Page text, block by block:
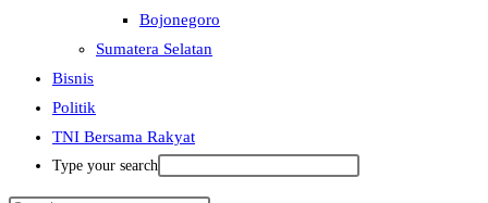
Bojonegoro
Sumatera Selatan
Bisnis
Politik
TNI Bersama Rakyat
Type your search